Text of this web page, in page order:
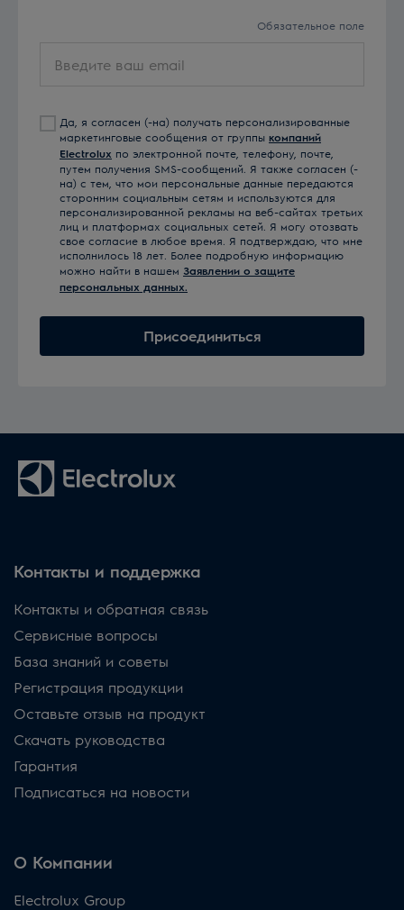
Обязательное поле
ваш
Да, я согласен (-на) получать персонализированные
маркетинговые сообщения от группы компаний
Electrolux по электронной почте, телефону, почте,
путем получения SMS-сообщений. Я также согласен (-
на) с тем, что мои персональные данные передаются
сторонним социальным сетям и используются для
персонализированной рекламы на веб-сайтах третьих
лиц и платформах социальных сетей. Я могу отозвать
свое согласие в любое время. Я подтверждаю, что мне
исполнилось 18 лет. Более подробную информацию
можно найти в нашем Заявлении о защите
персональных данных.
Присоединиться
Контакты и поддержка
Контакты и обратная связь
Сервисные вопросы
База знаний и советы
Регистрация продукции
Оставьте отзыв на продукт
Скачать руководства
Гарантия
Подписаться на новости
О Компании
Electrolux Group